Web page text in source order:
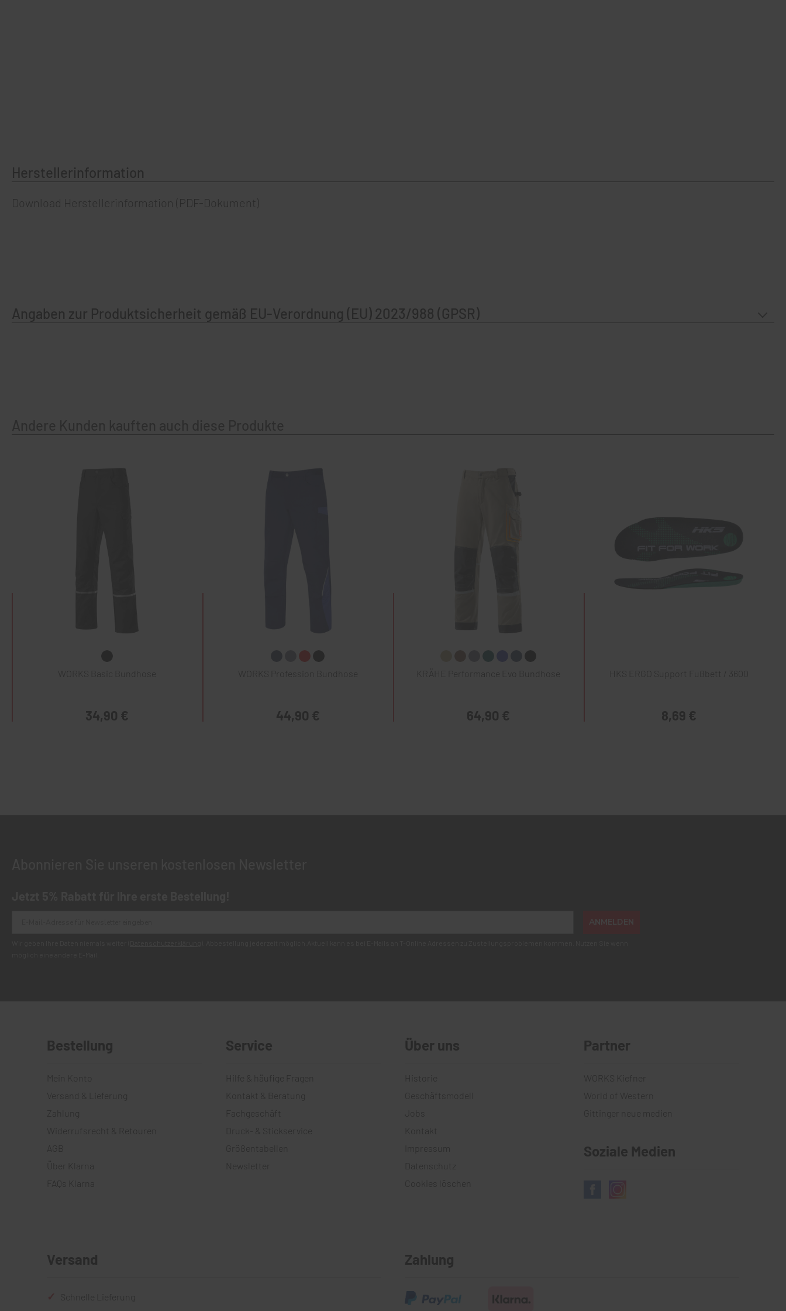
Herstellerinformation
Download Herstellerinformation (PDF-Dokument)
Angaben zur Produktsicherheit gemäß EU-Verordnung (EU) 2023/988 (GPSR)
WORKS Basic Bundhose
34,90 €
WORKS Profession Bundhose
44,90 €
KRÄHE Performance Evo Bundhose
64,90 €
HKS ERGO Support Fußbett / 3600
8,69 €
Bestellung
Versand & Lieferung
Zahlung
Widerrufsrecht & Retouren
AGB
FAQs Klarna
Service
Hilfe & häufige Fragen
Kontakt & Beratung
Fachgeschäft
Druck- & Stickservice
Größentabellen
Newsletter
Über uns
Geschäftsmodell
Kontakt
Impressum
Datenschutz
Cookies löschen
Partner
World of Western
Gittinger neue medien
Soziale Medien
Versand
Schnelle Lieferung
Zahlung